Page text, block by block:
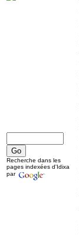
Recherche dans les
pages indexées d'Idixa
par